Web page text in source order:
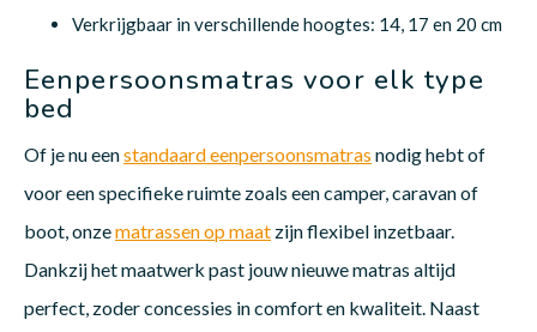
Verkrijgbaar in verschillende hoogtes: 14, 17 en 20 cm
Eenpersoonsmatras voor elk type
bed
Of je nu eenstandaard eenpersoonsmatras nodig hebt of
voor een specifieke ruimte zoals een camper, caravan of
boot, onzematrassen op maat zijn flexibel inzetbaar.
Dankzij het maatwerk past jouw nieuwe matras altijd
perfect, zoder concessies in comfort en kwaliteit. Naast